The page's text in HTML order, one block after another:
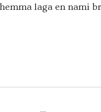
laga en nami